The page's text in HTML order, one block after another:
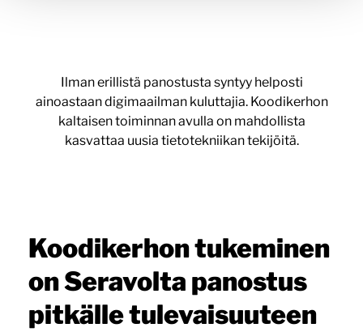
Ilman erillistä panostusta syntyy helposti
ainoastaan digimaailman kuluttajia. Koodikerhon
kaltaisen toiminnan avulla on mahdollista
kasvattaa uusia tietotekniikan tekijöitä.
Koodikerhon tukeminen
on Seravolta panostus
pitkälle tulevaisuuteen